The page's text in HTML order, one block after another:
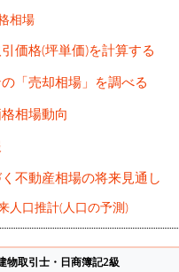
相場
価格(坪単価)を計算する
「売却相場」を調べる
相場動向
不動産相場の将来見通し
人口推計(人口の予測)
物取引士・日商簿記2級